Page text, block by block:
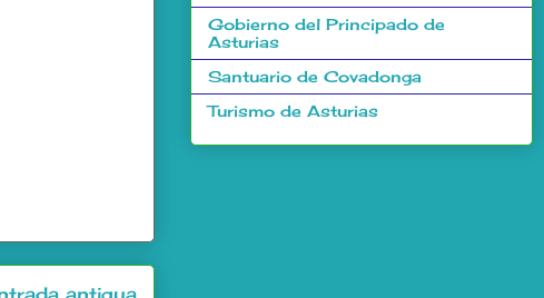
antigua
Gobierno del Principado de
Asturias
Santuario de Covadonga
Turismo de Asturias